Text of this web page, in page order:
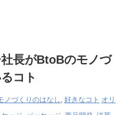
長がBtoBのモノづ
コト
ノづくりのはなし , 好きなコト オリ